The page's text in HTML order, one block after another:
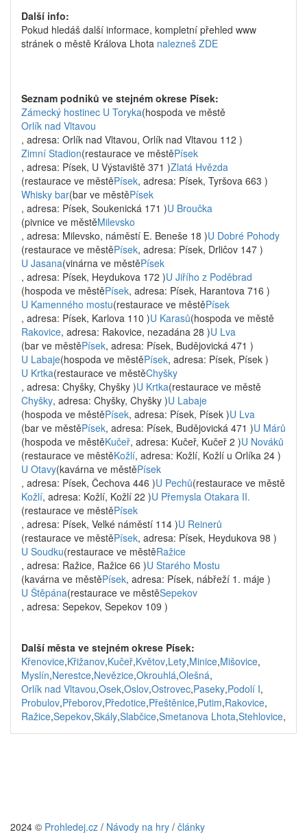
Další info:
Pokud hledáš další informace, kompletní přehled www
stránek o městě Králova Lhota nalezneš ZDE
Seznam podniků ve stejném okrese Písek:
Zámecký hostinec U Toryka(hospoda ve městě
Orlík nad Vltavou
, adresa: Orlík nad Vltavou, Orlík nad Vltavou 112 )
Zimní Stadion(restaurace ve městěPísek
, adresa: Písek, U Výstaviště 371 )Zlatá Hvězda
(restaurace ve městěPísek, adresa: Písek, Tyršova 663 )
Whisky bar(bar ve městěPísek
, adresa: Písek, Soukenická 171 )U Broučka
(pivnice ve městěMilevsko
, adresa: Milevsko, náměstí E. Beneše 18 )U Dobré Pohody
(restaurace ve městěPísek, adresa: Písek, Drličov 147 )
U Jasana(vinárna ve městěPísek
, adresa: Písek, Heydukova 172 )U Jiřího z Poděbrad
(hospoda ve městěPísek, adresa: Písek, Harantova 716 )
U Kamenného mostu(restaurace ve městěPísek
, adresa: Písek, Karlova 110 )U Karasů(hospoda ve městě
Rakovice, adresa: Rakovice, nezadána 28 )U Lva
(bar ve městěPísek, adresa: Písek, Budějovická 471 )
U Labaje(hospoda ve městěPísek, adresa: Písek, Písek )
U Krtka(restaurace ve městěChyšky
, adresa: Chyšky, Chyšky )U Krtka(restaurace ve městě
Chyšky, adresa: Chyšky, Chyšky )U Labaje
(hospoda ve městěPísek, adresa: Písek, Písek )U Lva
(bar ve městěPísek, adresa: Písek, Budějovická 471 )U Márů
(hospoda ve městěKučeř, adresa: Kučeř, Kučeř 2 )U Nováků
(restaurace ve městěKožlí, adresa: Kožlí, Kožlí u Orlíka 24 )
U Otavy(kavárna ve městěPísek
, adresa: Písek, Čechova 446 )U Pechů(restaurace ve městě
Kožlí, adresa: Kožlí, Kožlí 22 )U Přemysla Otakara II.
(restaurace ve městěPísek
, adresa: Písek, Velké náměstí 114 )U Reinerů
(restaurace ve městěPísek, adresa: Písek, Heydukova 98 )
U Soudku(restaurace ve městěRažice
, adresa: Ražice, Ražice 66 )U Starého Mostu
(kavárna ve městěPísek, adresa: Písek, nábřeží 1. máje )
U Štěpána(restaurace ve městěSepekov
, adresa: Sepekov, Sepekov 109 )
Další města ve stejném okrese Písek:
Křenovice,Křižanov,Kučeř,Květov,Lety,Minice,Mišovice,
Myslín,Nerestce,Nevězice,Okrouhlá,Olešná,
Orlík nad Vltavou,Osek,Oslov,Ostrovec,Paseky,Podolí I,
Probulov,Přeborov,Předotice,Přeštěnice,Putim,Rakovice,
Ražice,Sepekov,Skály,Slabčice,Smetanova Lhota,Stehlovice,
2024 © Prohledej.cz / Návody na hry / články